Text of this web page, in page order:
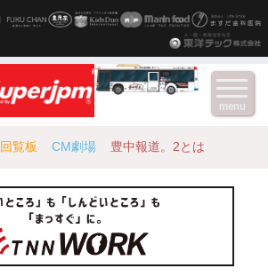
回覧板 CM劇場 豊中報道。2とは
menu